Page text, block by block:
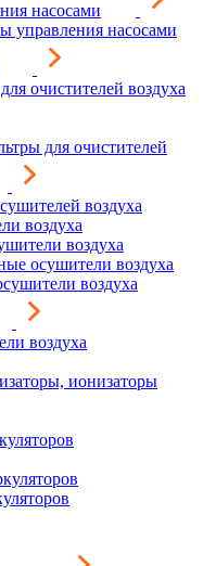
насосами
управления насосами
очистителей воздуха
для очистителей
воздуха
воздуха
воздуха
осушители воздуха
воздуха
воздуха
ионизаторы